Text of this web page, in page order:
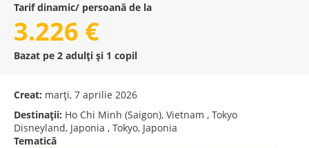
Tarif dinamic/ persoană de la
3.226 €
Bazat pe 2 adulți și 1 copil
Creat: marți, 7 aprilie 2026
Destinații: Ho Chi Minh (Saigon), Vietnam , Tokyo
Disneyland, Japonia , Tokyo, Japonia
Tematică